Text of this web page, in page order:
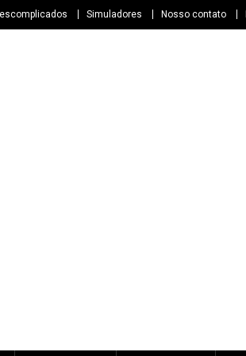
Simuladores Nosso contato